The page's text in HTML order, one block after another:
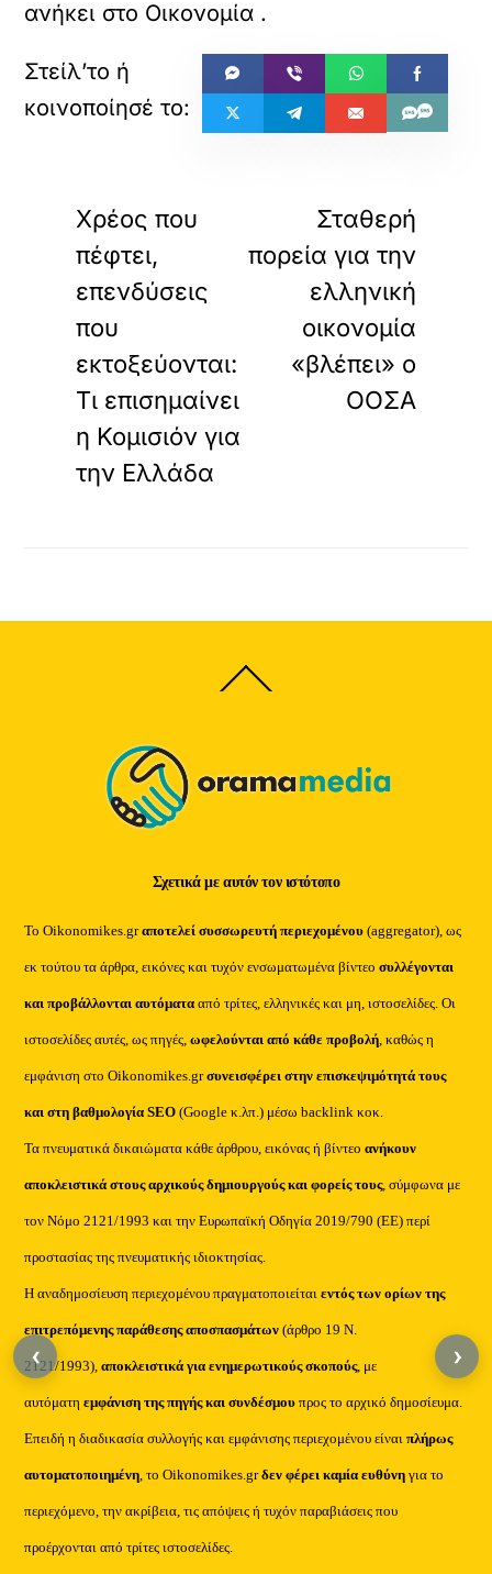
ανήκει στο Οικονομία .
Χρέος που
πέφτει,
επενδύσεις
που
εκτοξεύονται:
Τι επισημαίνει
η Κομισιόν για
την Ελλάδα
Σταθερή
πορεία για την
ελληνική
οικονομία
«βλέπει» ο
ΟΟΣΑ
Back
To
Σχετικά με αυτόν τον ιστότοπο
Το Oikonomikes.grαποτελεί συσσωρευτή περιεχομένου (aggregator), ως
εκ τούτου τα άρθρα, εικόνες και τυχόν ενσωματωμένα βίντεοσυλλέγονται
και προβάλλονται αυτόματααπό τρίτες, ελληνικές και μη, ιστοσελίδες. Οι
ιστοσελίδες αυτές, ως πηγές,ωφελούνται από κάθε προβολή, καθώς η
εμφάνιση στο Oikonomikes.grσυνεισφέρει στην επισκεψιμότητά τους
και στη βαθμολογία SEO (Google κ.λπ.) μέσω backlink κοκ.
Τα πνευματικά δικαιώματα κάθε άρθρου, εικόνας ή βίντεοανήκουν
αποκλειστικά στους αρχικούς δημιουργούς και φορείς τους, σύμφωνα με
τον Νόμο 2121/1993 και την Ευρωπαϊκή Οδηγία 2019/790 (ΕΕ) περί
προστασίας της πνευματικής ιδιοκτησίας.
Η αναδημοσίευση περιεχομένου πραγματοποιείταιεντός των ορίων της
επιτρεπόμενης παράθεσης αποσπασμάτων (άρθρο 19 Ν.
2121/1993), αποκλειστικά για ενημερωτικούς σκοπούς, με
αυτόματηεμφάνιση της πηγής και συνδέσμου προς το αρχικό δημοσίευμα.
Επειδή η διαδικασία συλλογής και εμφάνισης περιεχομένου είναιπλήρως
αυτοματοποιημένη, το Oikonomikes.grδεν φέρει καμία ευθύνη για το
περιεχόμενο, την ακρίβεια, τις απόψεις ή τυχόν παραβιάσεις που
προέρχονται από τρίτες ιστοσελίδες.
‹ ›